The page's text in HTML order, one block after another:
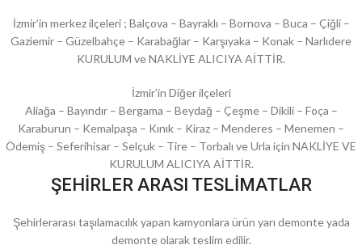
İzmir’in merkez ilçeleri ; Balçova – Bayraklı – Bornova – Buca – Çiğli –
Gaziemir – Güzelbahçe – Karabağlar – Karşıyaka – Konak – Narlıdere
KURULUM ve NAKLİYE ALICIYA AİTTİR.
İzmir’in Diğer ilçeleri
Aliağa – Bayındır – Bergama – Beydağ – Çeşme – Dikili – Foça –
Karaburun – Kemalpaşa – Kınık – Kiraz – Menderes – Menemen –
Ödemiş – Seferihisar – Selçuk – Tire – Torbalı ve Urla için NAKLİYE VE
KURULUM ALICIYA AİTTİR.
ŞEHİRLER ARASI TESLİMATLAR
Şehirlerarası taşılamacılık yapan kamyonlara ürün yarı demonte yada
demonte olarak teslim edilir.